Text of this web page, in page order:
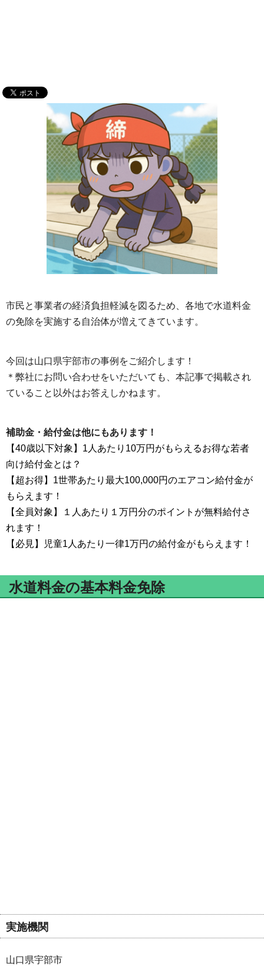
市民と事業者の経済負担軽減を図るため、各地で水道料金
の免除を実施する自治体が増えてきています。
今回は山口県宇部市の事例をご紹介します！
＊弊社にお問い合わせをいただいても、本記事で掲載され
ていること以外はお答えしかねます。
補助金・給付金は他にもあります！
【40歳以下対象】1人あたり10万円がもらえるお得な若者
向け給付金とは？
【超お得】1世帯あたり最大100,000円のエアコン給付金が
もらえます！
【全員対象】１人あたり１万円分のポイントが無料給付さ
れます！
【必見】児童1人あたり一律1万円の給付金がもらえます！
水道料金の基本料金免除
実施機関
山口県宇部市